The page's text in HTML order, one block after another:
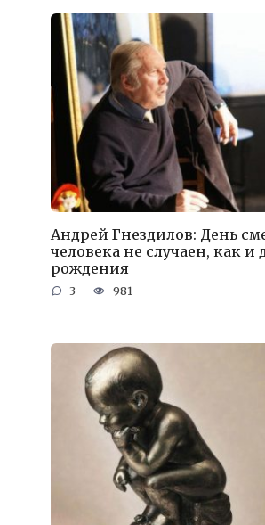
Андрей Гнездилов: День
человека не случаен, как и
рождения
3 981